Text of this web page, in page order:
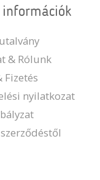
információk
& Rólunk
Fizetés
nyilatkozat